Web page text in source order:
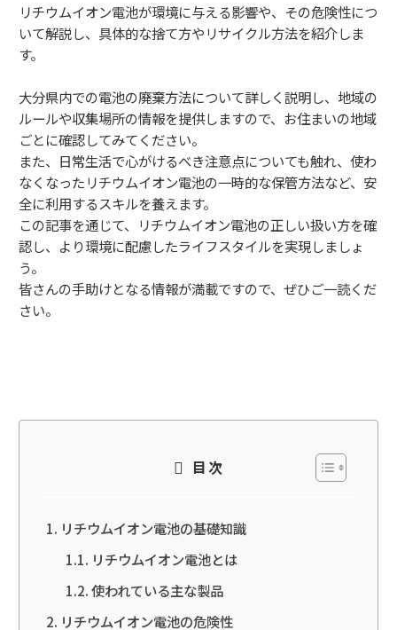
リチウムイオン電池が環境に与える影響や、その危険性につ
いて解説し、具体的な捨て方やリサイクル方法を紹介しま
す。
大分県内での電池の廃棄方法について詳しく説明し、地域の
ルールや収集場所の情報を提供しますので、お住まいの地域
ごとに確認してみてください。
また、日常生活で心がけるべき注意点についても触れ、使わ
なくなったリチウムイオン電池の一時的な保管方法など、安
全に利用するスキルを養えます。
この記事を通じて、リチウムイオン電池の正しい扱い方を確
認し、より環境に配慮したライフスタイルを実現しましょ
う。
皆さんの手助けとなる情報が満載ですので、ぜひご一読くだ
さい。
目次
リチウムイオン電池の基礎知識
リチウムイオン電池とは
使われている主な製品
リチウムイオン電池の危険性